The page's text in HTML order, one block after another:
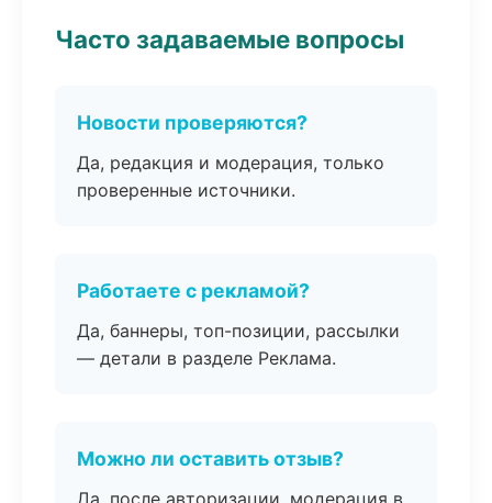
Часто задаваемые вопросы
Новости проверяются?
Да, редакция и модерация, только
проверенные источники.
Работаете с рекламой?
Да, баннеры, топ-позиции, рассылки
— детали в разделе Реклама.
Можно ли оставить отзыв?
Да, после авторизации, модерация в